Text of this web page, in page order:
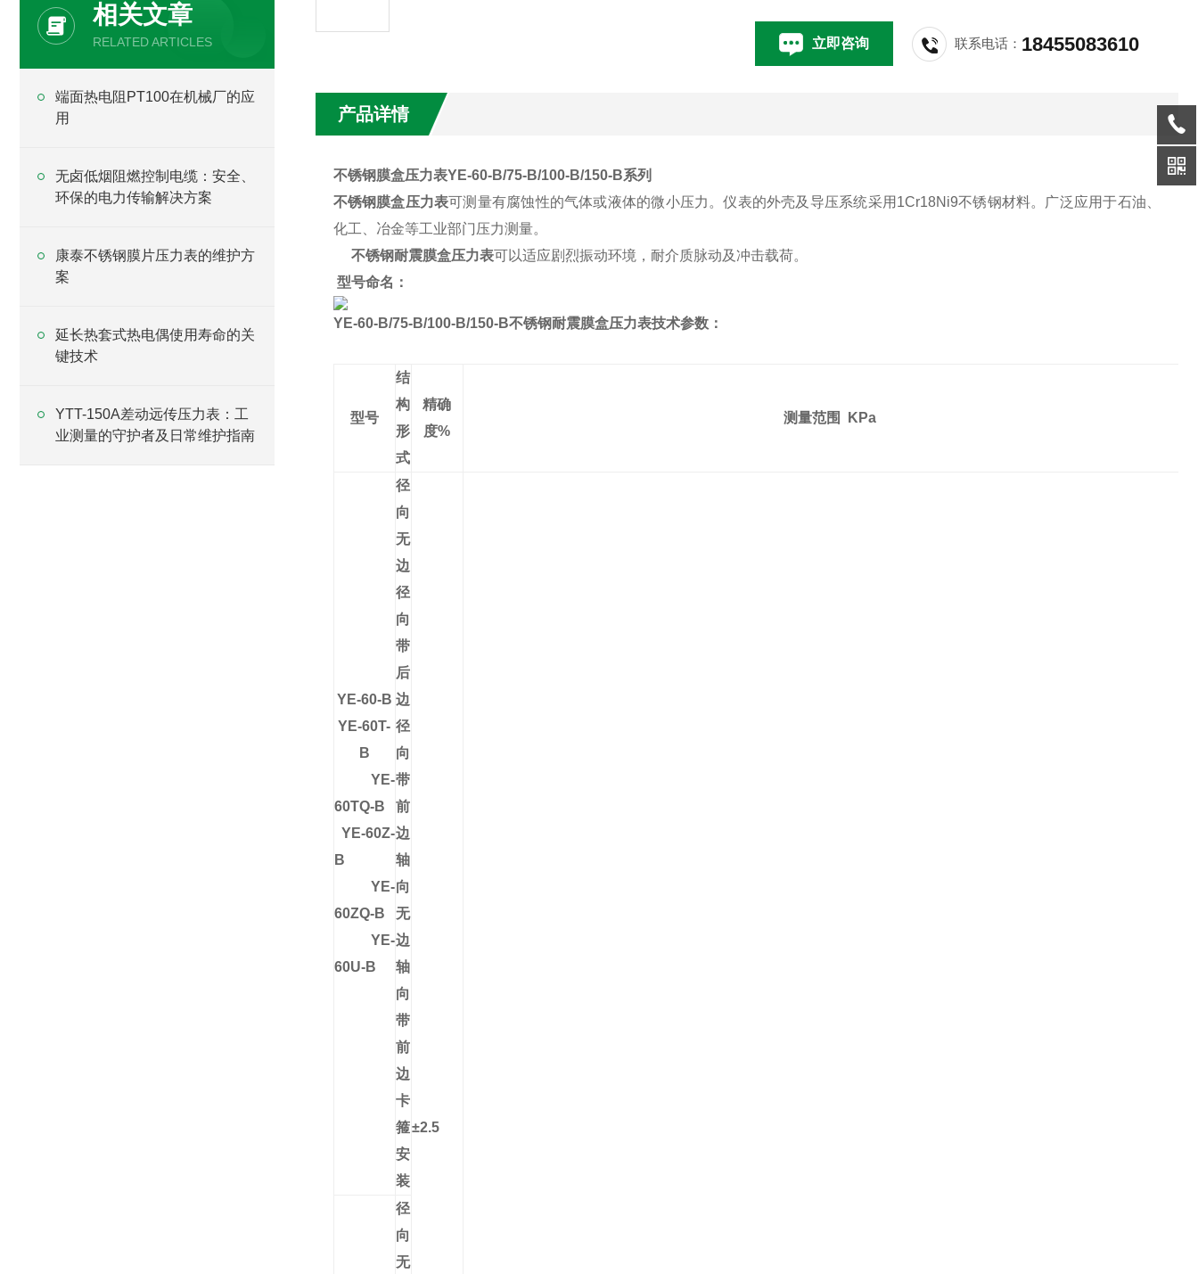
相关文章
RELATED ARTICLES
端面热电阻PT100在机械厂的应
用
无卤低烟阻燃控制电缆：安全、
环保的电力传输解决方案
康泰不锈钢膜片压力表的维护方
案
延长热套式热电偶使用寿命的关
键技术
YTT-150A差动远传压力表：工
业测量的守护者及日常维护指南
立即咨询 联系电话： 18455083610
产品详情
不锈钢膜盒压力表YE-60-B/75-B/100-B/150-B系列
不锈钢膜盒压力表可测量有腐蚀性的气体或液体的微小压力。仪表的外壳及导压系统采用1Cr18Ni9不锈钢材料。广泛应用于石油、
化工、冶金等工业部门压力测量。
不锈钢耐震膜盒压力表可以适应剧烈振动环境，耐介质脉动及冲击载荷。
型号命名：
YE-60-B/75-B/100-B/150-B不锈钢耐震膜盒压力表技术参数：
型号
结
构
形
式
精确
度%
测量范围 KPa
YE-60-B
YE-60T-
B
YE-
60TQ-B
YE-60Z-
B
YE-
60ZQ-B
YE-
60U-B
径
向
无
边
径
向
带
后
边
径
向
带
前
边
轴
向
无
边
轴
向
带
前
边
卡
箍
安
装
±2.5
径
向
无